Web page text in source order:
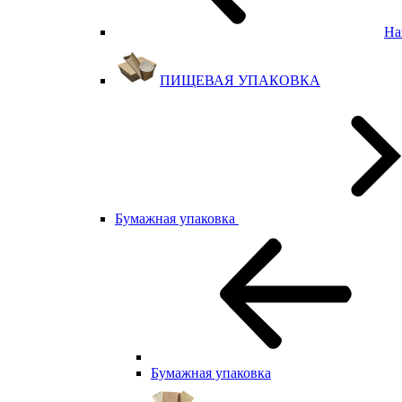
ПИЩЕВАЯ УПАКОВКА
Бумажная упаковка
Бумажная упаковка